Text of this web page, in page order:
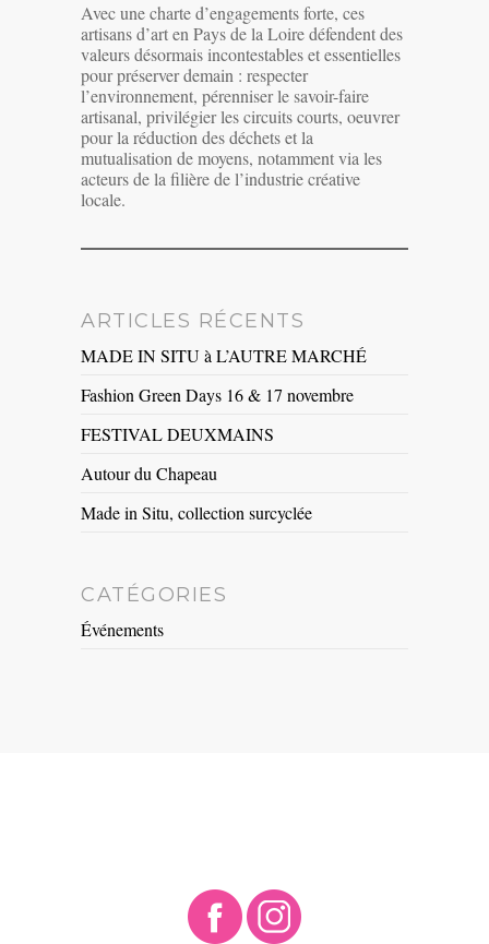
Avec une charte d’engagements forte, ces
artisans d’art en Pays de la Loire défendent des
valeurs désormais incontestables et essentielles
pour préserver demain : respecter
l’environnement, pérenniser le savoir-faire
artisanal, privilégier les circuits courts, oeuvrer
pour la réduction des déchets et la
mutualisation de moyens, notamment via les
acteurs de la filière de l’industrie créative
locale.
ARTICLES RÉCENTS
MADE IN SITU à L’AUTRE MARCHÉ
Fashion Green Days 16 & 17 novembre
FESTIVAL DEUXMAINS
Autour du Chapeau
Made in Situ, collection surcyclée
CATÉGORIES
Événements